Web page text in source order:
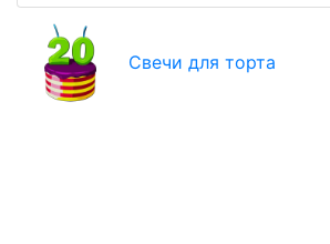
Свечи для торта